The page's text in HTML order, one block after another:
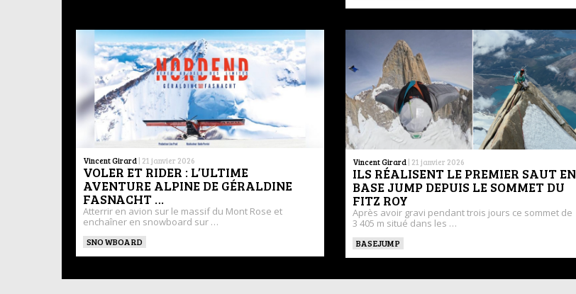
Vincent Girard | 21 janvier 2026
VOLER ET RIDER : L’ULTIME
AVENTURE ALPINE DE GÉRALDINE
FASNACHT …
Atterrir en avion sur le massif du Mont Rose et
enchaîner en snowboard sur …
SNOWBOARD
Vincent Girard | 21 janvier 2026
ILS RÉALISENT LE PREMIER SAUT EN
BASE JUMP DEPUIS LE SOMMET DU
FITZ ROY
Après avoir gravi pendant trois jours ce sommet de
3 405 m situé dans les …
BASEJUMP